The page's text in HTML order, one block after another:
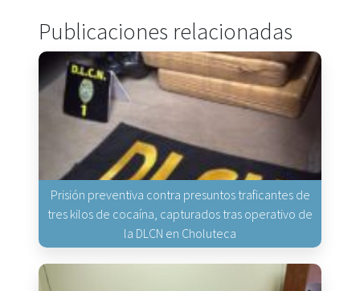
Publicaciones relacionadas
Prisión preventiva contra presuntos traficantes de
tres kilos de cocaína, capturados tras operativo de
la DLCN en Choluteca